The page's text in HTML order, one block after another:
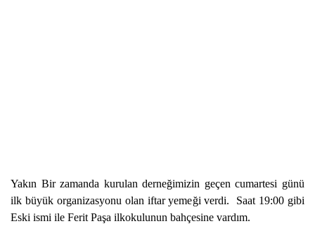
Yakın Bir zamanda kurulan derneğimizin geçen cumartesi günü
ilk büyük organizasyonu olan iftar yemeği verdi. Saat 19:00 gibi
Eski ismi ile Ferit Paşa ilkokulunun bahçesine vardım.